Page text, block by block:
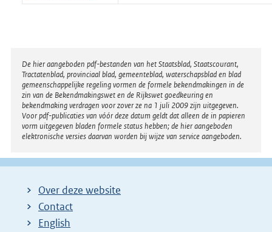
Disclaimer
De hier aangeboden pdf-bestanden van het Staatsblad, Staatscourant,
Tractatenblad, provinciaal blad, gemeenteblad, waterschapsblad en blad
gemeenschappelijke regeling vormen de formele bekendmakingen in de
zin van de Bekendmakingswet en de Rijkswet goedkeuring en
bekendmaking verdragen voor zover ze na 1 juli 2009 zijn uitgegeven.
Voor pdf-publicaties van vóór deze datum geldt dat alleen de in papieren
vorm uitgegeven bladen formele status hebben; de hier aangeboden
elektronische versies daarvan worden bij wijze van service aangeboden.
Over deze website
Contact
English